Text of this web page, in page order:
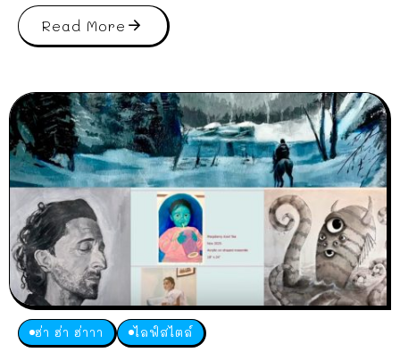
Read More
ฮ่า ฮ่า ฮ่าาา ไลฟ์สไตล์